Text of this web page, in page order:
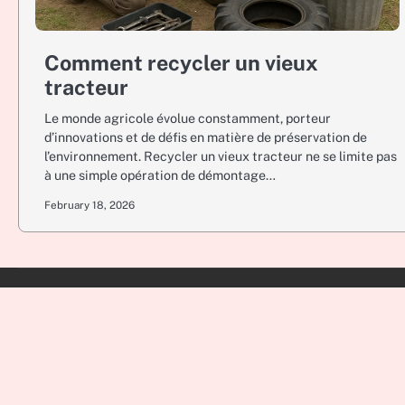
Comment recycler un vieux
tracteur
Le monde agricole évolue constamment, porteur
d’innovations et de défis en matière de préservation de
l’environnement. Recycler un vieux tracteur ne se limite pas
à une simple opération de démontage…
February 18, 2026